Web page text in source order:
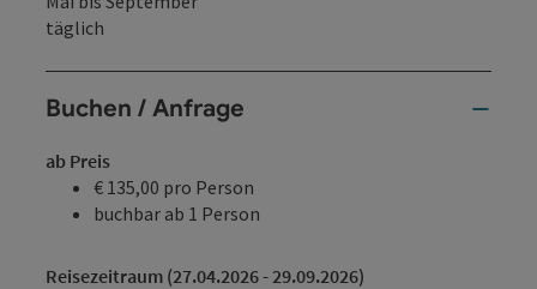
täglich
Buchen / Anfrage
ab Preis
€ 135,00 pro Person
buchbar ab 1 Person
Reisezeitraum (27.04.2026 - 29.09.2026)